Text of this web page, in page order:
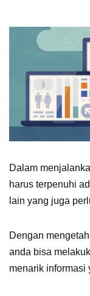
Dalam
harus terpenuhi
lain yang juga
Dengan
anda bisa
menarik informasi